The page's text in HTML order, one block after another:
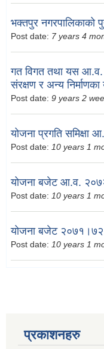
भक्तपुर नगरपालिकाको
Post date: 7 years 4
गत विगत तथा यस आ.व.
संरक्षण र अन्य निर्माणका
Post date: 9 years 2
योजना प्रगति
Post date: 10 years 1
योजना बजेट आ.व.
Post date: 10 years 1
योजना बजेट २०७१।७२
Post date: 10 years 1
प्रकाशनहरु